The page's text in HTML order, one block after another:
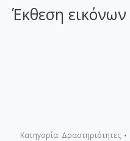
Έκθεση εικόνων
Κατηγορία: Δραστηριότητες